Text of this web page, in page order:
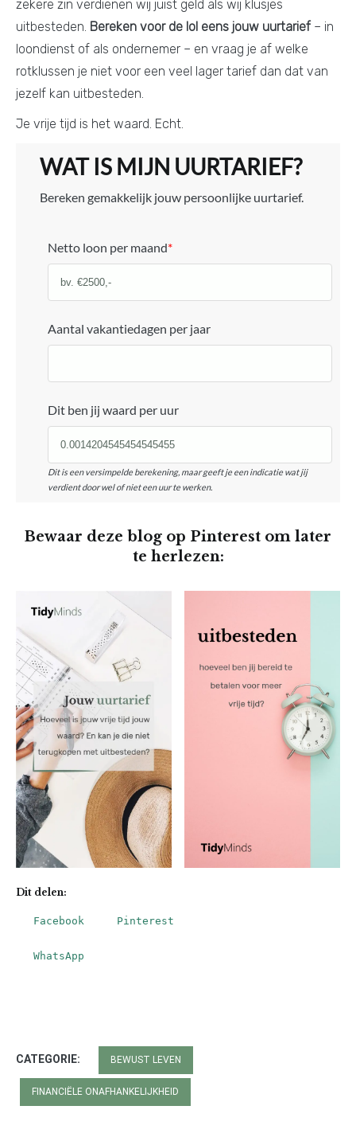
zekere zin verdienen wij juist geld als wij klusjes
uitbesteden. Bereken voor de lol eens jouw uurtarief – in
loondienst of als ondernemer – en vraag je af welke
rotklussen je niet voor een veel lager tarief dan dat van
jezelf kan uitbesteden.
Je vrije tijd is het waard. Echt.
WAT IS MIJN UURTARIEF?
Bereken gemakkelijk jouw persoonlijke uurtarief.
Netto loon per maand*
Aantal vakantiedagen per jaar
Dit ben jij waard per uur
Dit is een versimpelde berekening, maar geeft je een indicatie wat jij
verdient door wel of niet een uur te werken.
Bewaar deze blog op Pinterest om later
te herlezen:
Dit delen:
Facebook Pinterest
WhatsApp
CATEGORIE: BEWUST LEVEN
FINANCIËLE ONAFHANKELIJKHEID